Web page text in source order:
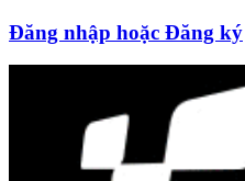
Đăng nhập hoặc Đăng ký